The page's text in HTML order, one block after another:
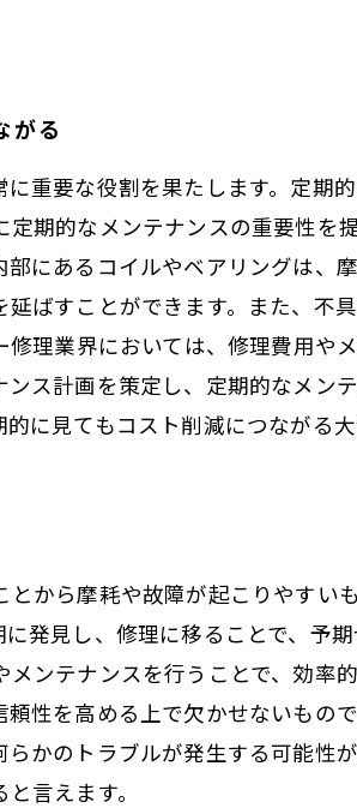
がる
重要な役割を果たします。定期
期的なメンテナンスの重要性を
にあるコイルやベアリングは、
ばすことができます。また、不
理業界においては、修理費用
ス計画を策定し、定期的なメン
に見てもコスト削減につながる
から摩耗や故障が起こりやすい
発見し、修理に移ることで、予
ンテナンスを行うことで、効率
性を高める上で欠かせないもの
かのトラブルが発生する可能性
言えます。